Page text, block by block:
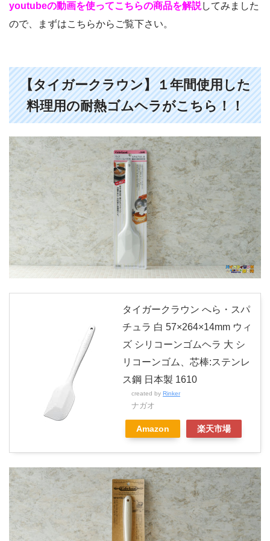
youtubeの動画を使ってこちらの商品を解説してみました
ので、まずはこちらからご覧下さい。
【タイガークラウン】１年間使用した
料理用の耐熱ゴムヘラがこちら！！
タイガークラウン へら・スパ
チュラ 白 57×264×14mm ウィ
ズ シリコーンゴムヘラ 大 シ
リコーンゴム、芯棒:ステンレ
ス鋼 日本製 1610
created by Rinker
ナガオ
Amazon 楽天市場